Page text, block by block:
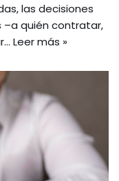
las decisiones
–a quién contratar,
Leer más »